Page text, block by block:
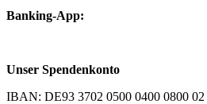
Banking-App:
Unser Spendenkonto
IBAN: DE93 3702 0500 0400 0800 02